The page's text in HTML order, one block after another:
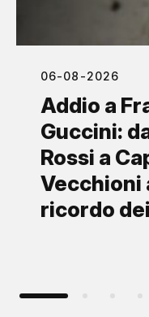
06-08-2026
Addio a
Guccini:
Rossi a
Vecchioni
ricordo